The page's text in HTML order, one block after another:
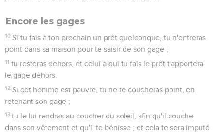
Encore les gages
10 Si tu fais à ton prochain un prêt quelconque, tu n'entreras
point dans sa maison pour te saisir de son gage ;
11 tu resteras dehors, et celui à qui tu fais le prêt t'apportera
le gage dehors.
12 Si cet homme est pauvre, tu ne te coucheras point, en
retenant son gage ;
13 tu le lui rendras au coucher du soleil, afin qu'il couche
dans son vêtement et qu'il te bénisse ; et cela te sera imputé